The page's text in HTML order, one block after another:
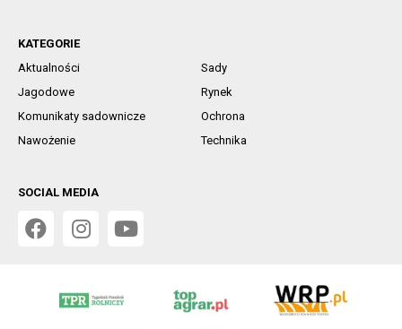
KATEGORIE
Aktualności
Sady
Jagodowe
Rynek
Komunikaty sadownicze
Ochrona
Nawożenie
Technika
SOCIAL MEDIA